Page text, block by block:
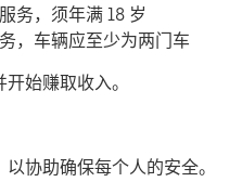
务，须年满 18 岁
，车辆应至少为两门车
始赚取收入。
协助确保每个人的安全。